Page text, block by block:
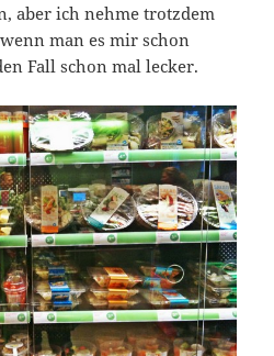
aber ich nehme trotzdem
man es mir schon
Fall schon mal lecker.